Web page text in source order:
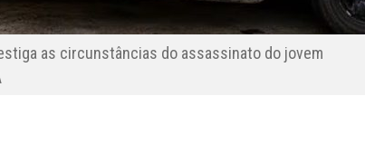
as circunstâncias do assassinato do jovem